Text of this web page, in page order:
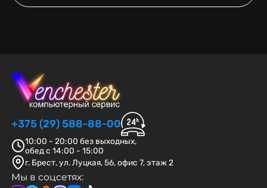
+375 (29) 588-88-00
10:00 - 20:00 без выходных,
обед с 14:00 - 15:00
г. Брест, ул. Луцкая, 56, офис 7, этаж 2
Мы в соцсетях: